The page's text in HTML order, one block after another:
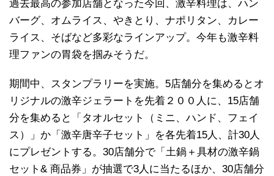
過去最高の参加店舗となった今回、激辛料理は、ハン
バーグ、オムライス、やきとり、ナポリタン、カレー
ライス、そばなど多彩なラインアップ。今年も激辛料
理ファンの胃袋を掴みそうだ。
期間中、スタンプラリーを実施。5店舗分を集めるとオ
リジナルの激辛ジェラートを先着２００人に、15店舗
分を集めると「タオルセット（ミニ、ハンド、フェイ
ス）」か「激辛唐辛子セット」を各先着15人、計30人
にプレゼントする。30店舗分で「土鍋＋具材の激辛鍋
セット& 商品券」が抽選で3人に当たるほか、30店舗分